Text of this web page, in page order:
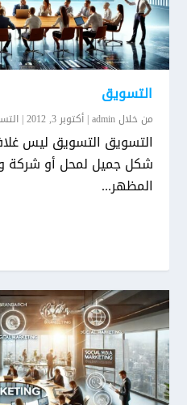
التسويق
من خلالadmin
|أكتوبر 3, 2012 |
التسويق التسويق ليس
شكل جميل لمحل أو شركة
المظهر...